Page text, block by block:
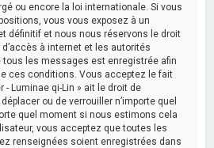
ou encore la loi internationale. Si vous
vous vous exposez à un
définitif et nous nous réservons le droit
à internet et les autorités
tous les messages est enregistrée afin
ces conditions. Vous acceptez le fait
- Luminae qi-Lin » ait le droit de
ou de verrouiller n’importe quel
quel moment si nous estimons cela
vous acceptez que toutes les
renseignées soient enregistrées dans